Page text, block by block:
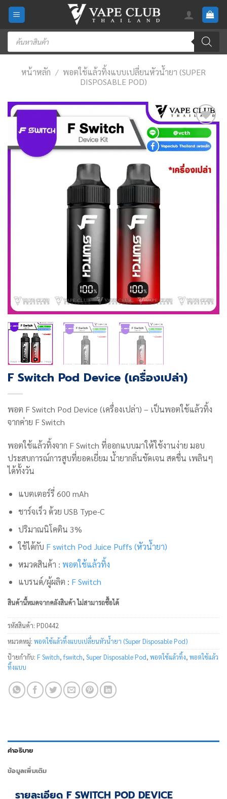
Skip
content
Products
search
หน้าหลัก / พอตใช้แล้วทิ้งแบบเปลี่ยนหัวน้ำยา (SUPER
DISPOSABLE POD)
Add
to
wishlist
F Switch Pod Device (เครื่องเปล่า)
พอต F Switch Pod Device (เครื่องเปล่า) – เป็นพอตใช้แล้วทิ้ง
จากค่าย F Switch
พอตใช้แล้วทิ้งจาก F Switch ที่ออกแบบมาให้ใช้งานง่าย มอบ
ประสบการณ์การสูบที่ยอดเยี่ยม น้ำยากลิ่นชัดเจน สดชื่น เพลินๆ
ได้ทั้งวัน
แบตเตอร์รี่ 600 mAh
ชาร์จเร็ว ด้วย USB Type-C
ปริมาณนิโคติน 3%
ใช้ได้กับ F switch Pod Juice Puffs (หัวน้ำยา)
หมวดสินค้า : พอตใช้แล้วทิ้ง
แบรนด์/ผู้ผลิต : F Switch
สินค้านี้หมดจากคลังสินค้า ไม่สามารถซื้อได้
รหัสสินค้า: PD0442
หมวดหมู่: พอตใช้แล้วทิ้งแบบเปลี่ยนหัวน้ำยา (Super Disposable Pod)
ป้ายกำกับ: F Switch,fswitch, Super Disposable Pod, พอตใช้แล้วทิ้ง, พอตใช้แล้ว
ทิ้งแบบ
คำอธิบาย
ข้อมูลเพิ่มเติม
รายละเอียด F SWITCH POD DEVICE